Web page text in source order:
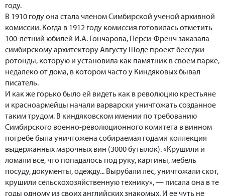
году.
В 1910 году она стала членом Симбирской ученой архивной
комиссии. Когда в 1912 году комиссия готовилась отметить
100-летний юбилей И.А. Гончарова, Перси-Френч заказала
симбирскому архитектору Августу Шоде проект беседки-
ротонды, которую и установила как памятник в своем парке,
недалеко от дома, в котором часто у Киндяковых бывал
писатель.
И как же горько было ей видеть как в революцию крестьяне
и красноармейцы начали варварски уничтожать созданное
таким трудом. В киндяковском имении по требованию
Симбирского военно-революционного комитета в винном
погребе была уничтожена собираемая годами коллекция
выдержанных марочных вин (3000 бутылок). «Крушили и
ломали все, что попадалось под руку, картины, мебель
посуду, документы, одежду... Вырубали лес, уничтожали скот,
крушили сельскохозяйственную технику», — писала она в те
годы одному из своих английских знакомых. И ее чуть не